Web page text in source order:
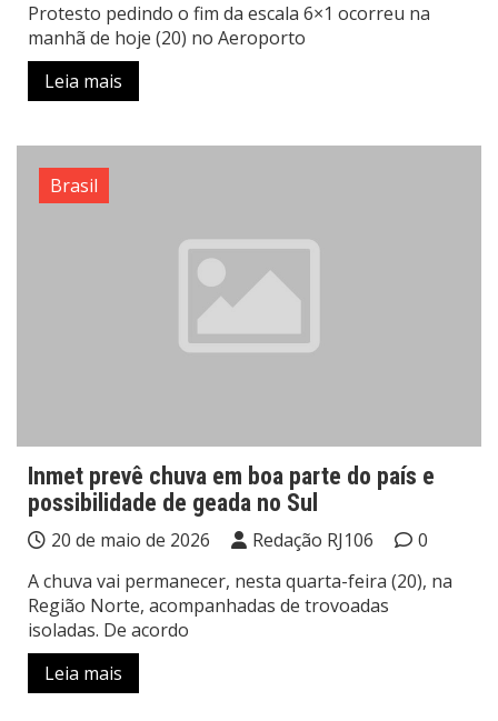
Protesto pedindo o fim da escala 6×1 ocorreu na
manhã de hoje (20) no Aeroporto
Leia mais
Brasil
Inmet prevê chuva em boa parte do país e
possibilidade de geada no Sul
20 de maio de 2026 Redação RJ106
0
A chuva vai permanecer, nesta quarta-feira (20), na
Região Norte, acompanhadas de trovoadas
isoladas. De acordo
Leia mais